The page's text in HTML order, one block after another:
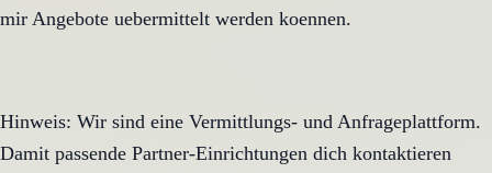
mir Angebote uebermittelt werden koennen.
Hinweis: Wir sind eine Vermittlungs- und Anfrageplattform.
Damit passende Partner-Einrichtungen dich kontaktieren